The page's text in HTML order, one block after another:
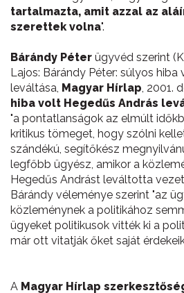
tartalmazta, amit azzal az
szerettek volna".
Bárándy Péter ügyvéd szerint
Lajos: Bárándy Péter: súlyos hiba
leváltása, Magyar Hírlap, 2001.
hiba volt Hegedűs András
"a pontatlanságok az elmúlt
kritikus tömeget, hogy szólni
szándékú, segítőkész
legfőbb ügyész, amikor a
Hegedűs Andrást leváltotta
Bárándy véleménye szerint "az
közleménynek a politikához
ügyeket politikusok vitték ki a
már ott vitatják őket saját
A Magyar Hírlap